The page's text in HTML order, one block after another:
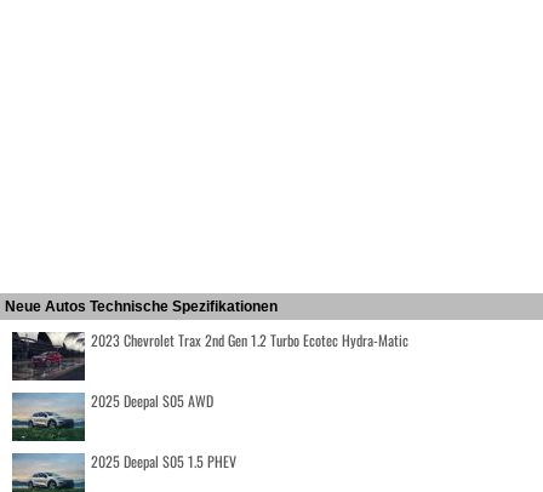
Neue Autos Technische Spezifikationen
2023 Chevrolet Trax 2nd Gen 1.2 Turbo Ecotec Hydra-Matic
2025 Deepal S05 AWD
2025 Deepal S05 1.5 PHEV